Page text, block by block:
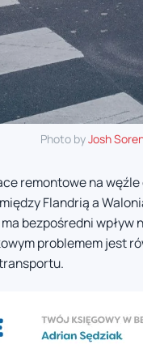
Photo byJosh
remontowe na
Flandrią a
bezpośredni
problemem jest